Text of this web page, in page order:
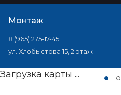
Монтаж
8 (965) 275-17-45
ул. Хлобыстова 15, 2 этаж
Загрузка карты ...